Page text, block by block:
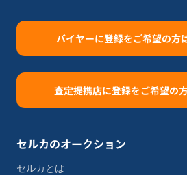
バイヤーに登録をご希望の方
査定提携店に登録をご希望の
セルカのオークション
セルカとは